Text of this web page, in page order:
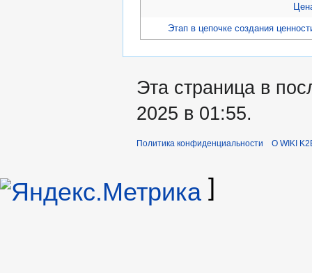
Этап в цепочке создания
Эта страница в
2025 в 01:55.
Политика конфиденциальности О WIKI
]